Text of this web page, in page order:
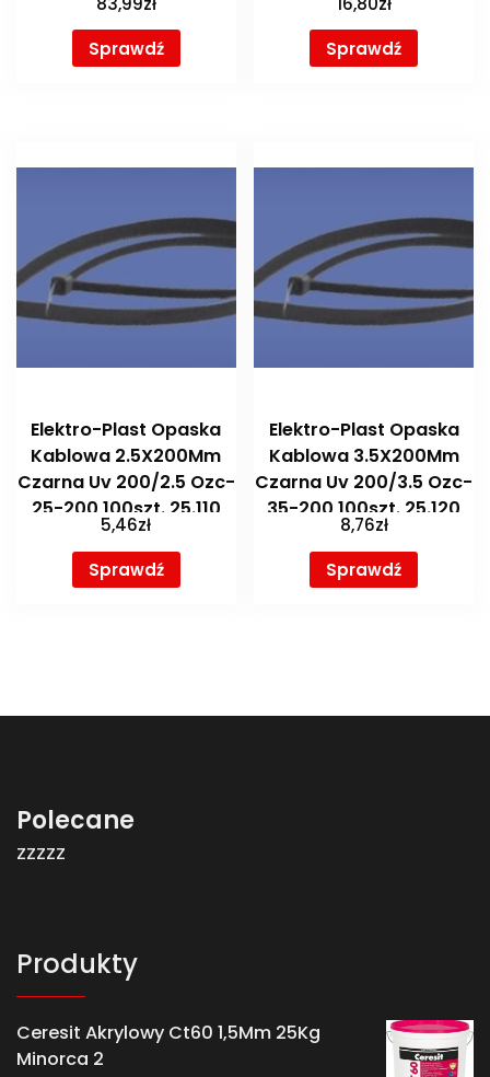
Sprawdź
Sprawdź
Elektro-Plast Opaska
Kablowa 2.5X200Mm
Czarna Uv 200/2.5 Ozc-
25-200 100szt. 25.110
5,46zł
Sprawdź
Elektro-Plast Opaska
Kablowa 3.5X200Mm
Czarna Uv 200/3.5 Ozc-
35-200 100szt. 25.120
8,76zł
Sprawdź
Polecane
zzzzz
Produkty
Ceresit Akrylowy Ct60 1,5Mm 25Kg
Minorca 2